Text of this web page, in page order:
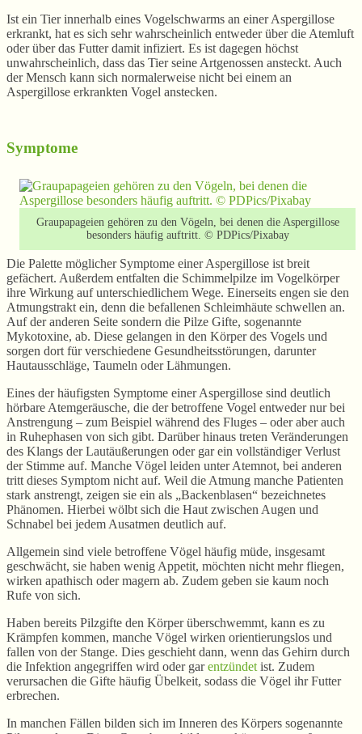
Ist ein Tier innerhalb eines Vogelschwarms an einer Aspergillose
erkrankt, hat es sich sehr wahrscheinlich entweder über die Atemluft
oder über das Futter damit infiziert. Es ist dagegen höchst
unwahrscheinlich, dass das Tier seine Artgenossen ansteckt. Auch
der Mensch kann sich normalerweise nicht bei einem an
Aspergillose erkrankten Vogel anstecken.
Symptome
Graupapageien gehören zu den Vögeln, bei denen die Aspergillose
besonders häufig auftritt. © PDPics/Pixabay
Die Palette möglicher Symptome einer Aspergillose ist breit
gefächert. Außerdem entfalten die Schimmelpilze im Vogelkörper
ihre Wirkung auf unterschiedlichem Wege. Einerseits engen sie den
Atmungstrakt ein, denn die befallenen Schleimhäute schwellen an.
Auf der anderen Seite sondern die Pilze Gifte, sogenannte
Mykotoxine, ab. Diese gelangen in den Körper des Vogels und
sorgen dort für verschiedene Gesundheitsstörungen, darunter
Hautausschläge, Taumeln oder Lähmungen.
Eines der häufigsten Symptome einer Aspergillose sind deutlich
hörbare Atemgeräusche, die der betroffene Vogel entweder nur bei
Anstrengung – zum Beispiel während des Fluges – oder aber auch
in Ruhephasen von sich gibt. Darüber hinaus treten Veränderungen
des Klangs der Lautäußerungen oder gar ein vollständiger Verlust
der Stimme auf. Manche Vögel leiden unter Atemnot, bei anderen
tritt dieses Symptom nicht auf. Weil die Atmung manche Patienten
stark anstrengt, zeigen sie ein als „Backenblasen“ bezeichnetes
Phänomen. Hierbei wölbt sich die Haut zwischen Augen und
Schnabel bei jedem Ausatmen deutlich auf.
Allgemein sind viele betroffene Vögel häufig müde, insgesamt
geschwächt, sie haben wenig Appetit, möchten nicht mehr fliegen,
wirken apathisch oder magern ab. Zudem geben sie kaum noch
Rufe von sich.
Haben bereits Pilzgifte den Körper überschwemmt, kann es zu
Krämpfen kommen, manche Vögel wirken orientierungslos und
fallen von der Stange. Dies geschieht dann, wenn das Gehirn durch
die Infektion angegriffen wird oder garentzündet ist. Zudem
verursachen die Gifte häufig Übelkeit, sodass die Vögel ihr Futter
erbrechen.
In manchen Fällen bilden sich im Inneren des Körpers sogenannte